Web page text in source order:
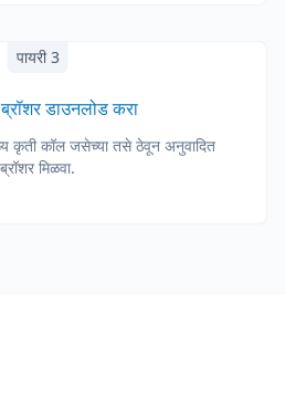
पायरी 3
डाउनलोड करा
कृती कॉल जसेच्या तसे ठेवून अनुवादित
ब्रॉशर मिळवा.